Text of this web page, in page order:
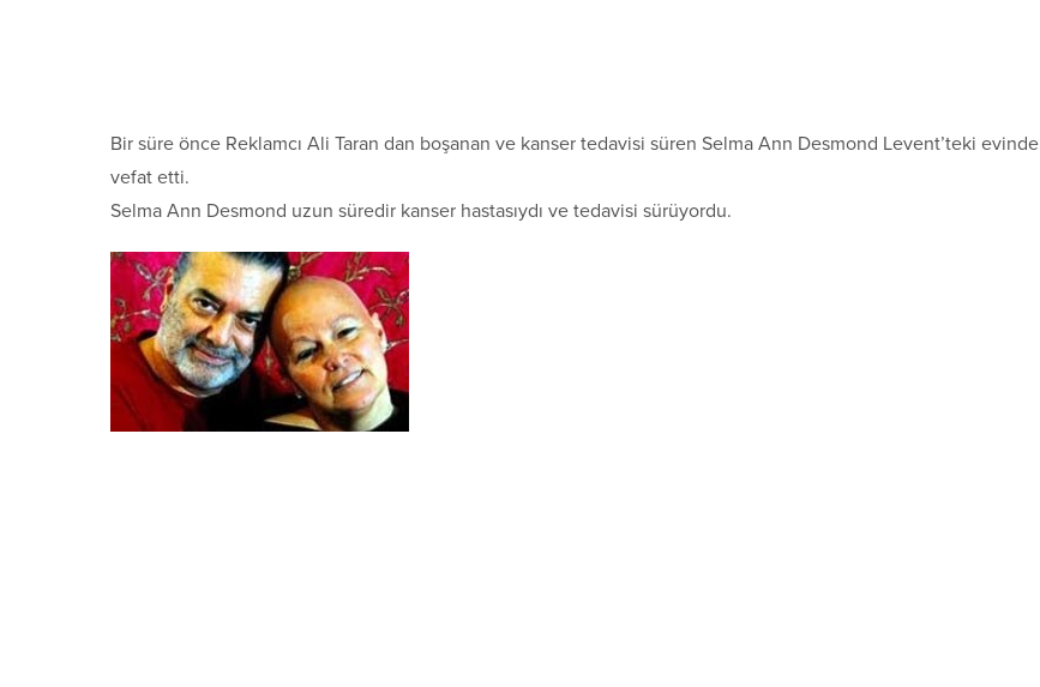
Bir süre önce Reklamcı Ali Taran dan boşanan ve kanser tedavisi süren Selma Ann Desmond Levent’teki evinde
vefat etti.
Selma Ann Desmond uzun süredir kanser hastasıydı ve tedavisi sürüyordu.